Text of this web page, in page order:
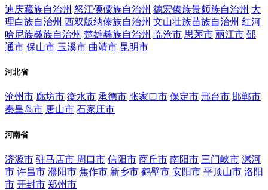
迪庆藏族自治州 怒江傈僳族自治州 德宏傣族景颇族自治州 大
理白族自治州 西双版纳傣族自治州 文山壮族苗族自治州 红河
哈尼族彝族自治州 楚雄彝族自治州 临沧市 思茅市 丽江市 邵
通市 保山市 玉溪市 曲靖市 昆明市
河北省
沧州市 廊坊市 衡水市 承德市 张家口市 保定市 邢台市 邯郸市
秦皇岛市 唐山市 石家庄市
河南省
济源市 驻马店市 周口市 信阳市 商丘市 南阳市 三门峡市 漯河
市 许昌市 濮阳市 焦作市 新乡市 鹤壁市 安阳市 平顶山市 洛阳
市 开封市 郑州市